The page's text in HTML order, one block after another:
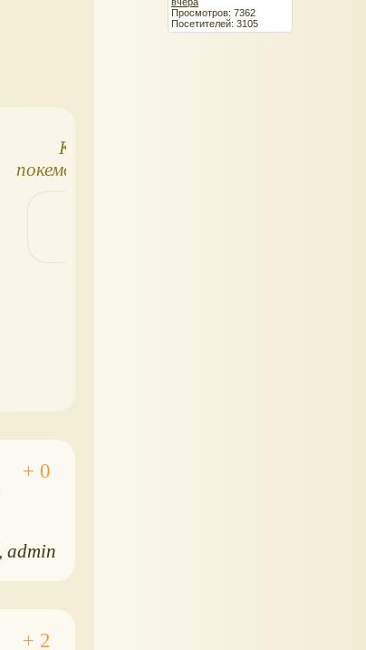
ККИ про
покемонов - скоро в
admin
Просмотров: 7362
Посетителей: 3105